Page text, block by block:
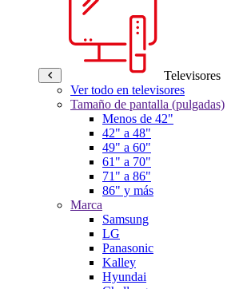
Televisores
Ver todo en televisores
Tamaño de pantalla (pulgadas)
Menos de 42"
42" a 48"
49" a 60"
61" a 70"
71" a 86"
86" y más
Marca
Samsung
LG
Panasonic
Kalley
Hyundai